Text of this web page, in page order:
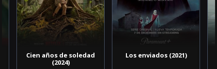
Cien años de soledad
(2024)
Los enviados (2021)